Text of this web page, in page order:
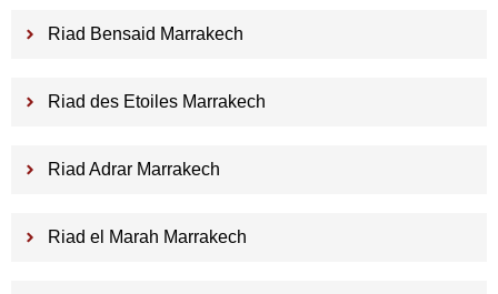
Riad Bensaid Marrakech
Riad des Etoiles Marrakech
Riad Adrar Marrakech
Riad el Marah Marrakech